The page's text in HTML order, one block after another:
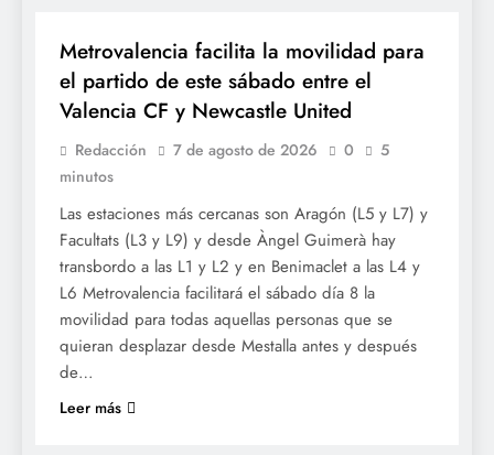
Metrovalencia facilita la movilidad para
el partido de este sábado entre el
Valencia CF y Newcastle United
Redacción 7 de agosto de 2026 0
5
minutos
Las estaciones más cercanas son Aragón (L5 y L7) y
Facultats (L3 y L9) y desde Àngel Guimerà hay
transbordo a las L1 y L2 y en Benimaclet a las L4 y
L6 Metrovalencia facilitará el sábado día 8 la
movilidad para todas aquellas personas que se
quieran desplazar desde Mestalla antes y después
de…
Leer más